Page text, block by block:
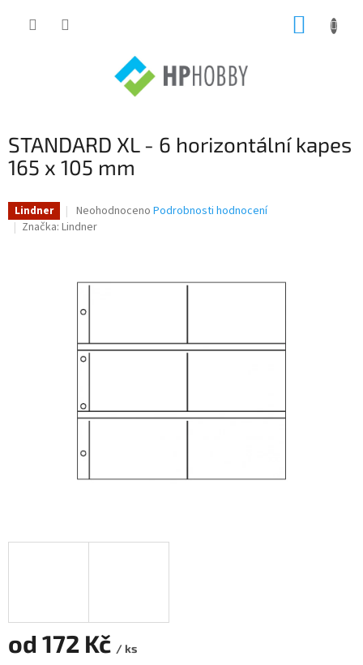
STANDARD XL - 6 horizontální kapes
165 x 105 mm
Lindner
Průměrné
hodnocení
z
hvězdiček.
Neohodnoceno Podrobnosti hodnocení
Značka: Lindner
od 172 Kč / ks